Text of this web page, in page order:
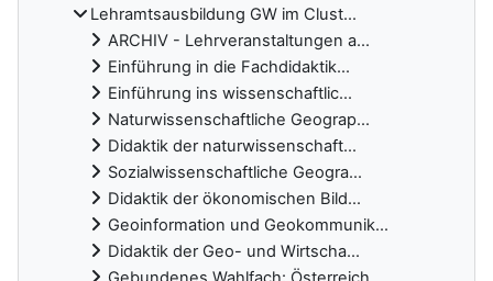
Lehramtsausbildung GW im Clust...
ARCHIV - Lehrveranstaltungen a...
Einführung in die Fachdidaktik...
Einführung ins wissenschaftlic...
Naturwissenschaftliche Geograp...
Didaktik der naturwissenschaft...
Sozialwissenschaftliche Geogra...
Didaktik der ökonomischen Bild...
Geoinformation und Geokommunik...
Didaktik der Geo- und Wirtscha...